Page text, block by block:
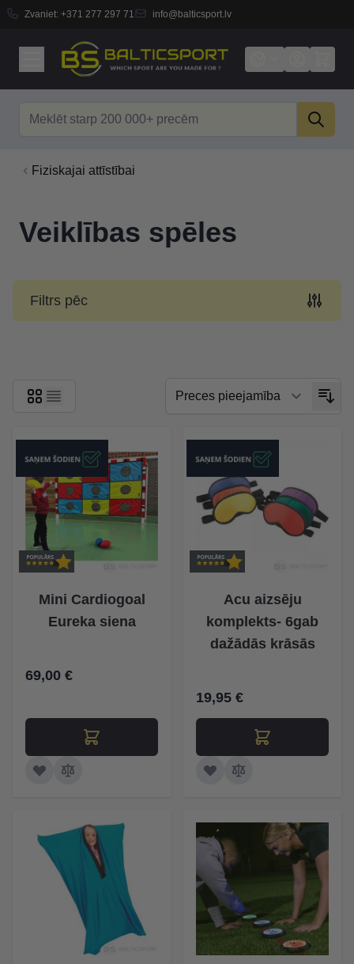
Zvaniet: +371 277 297 71 info@balticsport.lv
Fiziskajai attīstībai
Veiklības spēles
Filtrs pēc
Mini Cardiogoal
Eureka siena
69,00 €
Acu aizsēju
komplekts- 6gab
dažādās krāsās
19,95 €